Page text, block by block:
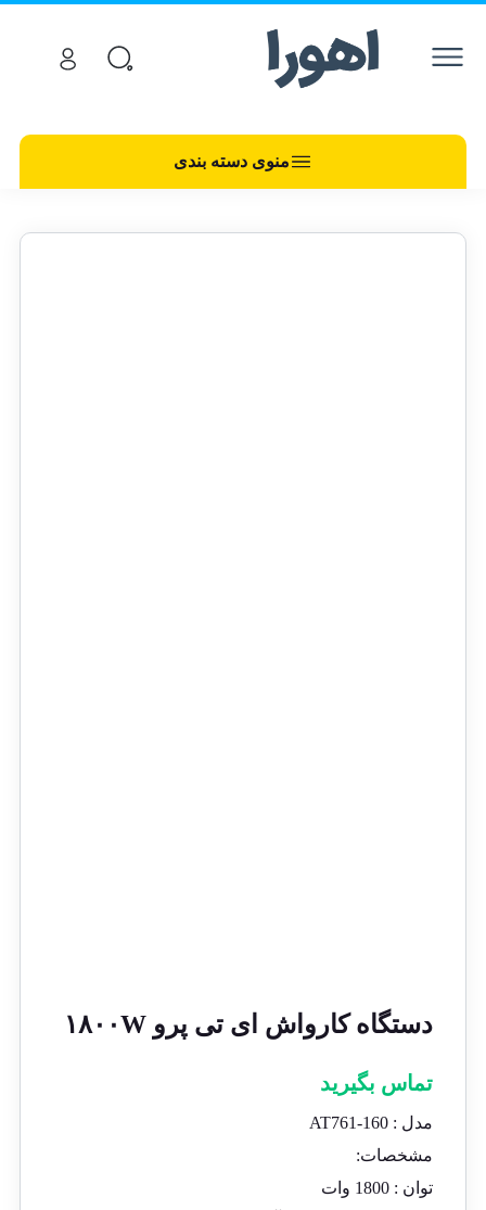
منوی دسته بندی
دستگاه کارواش ای تی پرو ۱۸۰۰W
تماس بگیرید
مدل : AT761-160
مشخصات:
توان : 1800 وات